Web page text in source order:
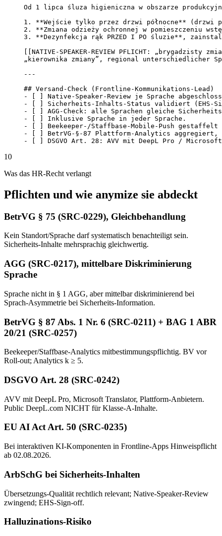
Od 1 lipca śluza higieniczna w obszarze
1. **Wejście tylko przez drzwi północne** (drzwi
2. **Zmiana odzieży ochronnej w pomieszczeniu
3. **Dezynfekcja rąk PRZED I PO śluzie**,
[[NATIVE-SPEAKER-REVIEW PFLICHT: „brygadzisty
„kierownika zmiany”, regional unterschiedlicher
---
## Versand-Check (Frontline-Kommunikations-Lead)
- [ ] Native-Speaker-Review je Sprache
- [ ] Sicherheits-Inhalts-Status validiert (EHS-
- [ ] AGG-Check: alle Sprachen gleiche
- [ ] Inklusive Sprache in jeder Sprache.
- [ ] Beekeeper-/Staffbase-Mobile-Push gestaffelt
- [ ] BetrVG-§-87 Plattform-Analytics
- [ ] DSGVO Art. 28: AVV mit DeepL Pro /
10
Was das HR-Recht verlangt
Pflichten und wie anymize sie abdeckt
BetrVG § 75 (SRC-0229), Gleichbehandlung
Kein Standort/Sprache darf systematisch benachteiligt sein.
Sicherheits-Inhalte mehrsprachig gleichwertig.
AGG (SRC-0217), mittelbare Diskriminierung
Sprache
Sprache nicht in § 1 AGG, aber mittelbar diskriminierend bei
Sprach-Asymmetrie bei Sicherheits-Information.
BetrVG § 87 Abs. 1 Nr. 6 (SRC-0211) + BAG 1 ABR
20/21 (SRC-0257)
Beekeeper/Staffbase-Analytics mitbestimmungspflichtig. BV vor
Roll-out; Analytics k ≥ 5.
DSGVO Art. 28 (SRC-0242)
AVV mit DeepL Pro, Microsoft Translator, Plattform-Anbietern.
Public DeepL.com NICHT für Klasse-A-Inhalte.
EU AI Act Art. 50 (SRC-0235)
Bei interaktiven KI-Komponenten in Frontline-Apps Hinweispflicht
ab 02.08.2026.
ArbSchG bei Sicherheits-Inhalten
Übersetzungs-Qualität rechtlich relevant; Native-Speaker-Review
zwingend; EHS-Sign-off.
Halluzinations-Risiko